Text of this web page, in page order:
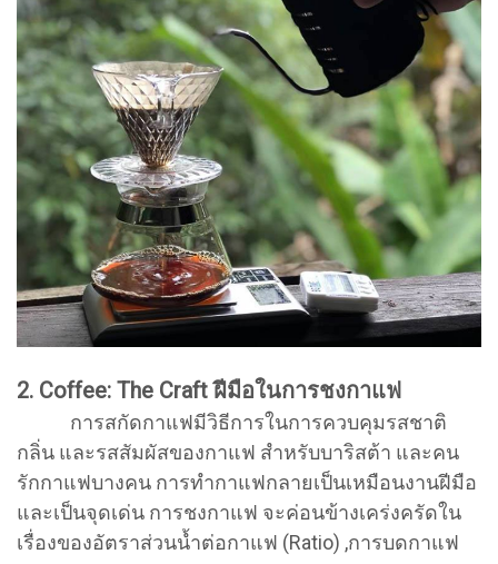
2. Coffee: The Craft ฝีมือในการชงกาแฟ
การสกัดกาแฟมีวิธีการในการควบคุมรสชาติ
กลิ่น และรสสัมผัสของกาแฟ สำหรับบาริสต้า และคน
รักกาแฟบางคน การทำกาแฟกลายเป็นเหมือนงานฝีมือ
และเป็นจุดเด่น การชงกาแฟ จะค่อนข้างเคร่งครัดใน
เรื่องของอัตราส่วนน้ำต่อกาแฟ (Ratio) ,การบดกาแฟ